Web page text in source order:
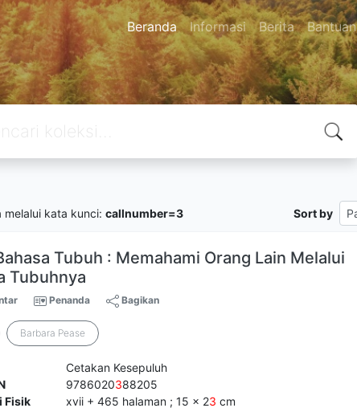
Beranda Informasi Berita Bantuan
kata kunci: callnumber=3 Sort by
Tubuh : Memahami Orang Lain Melalui
Tubuhnya
Penanda Bagikan
Barbara Pease
Cetakan Kesepuluh
9786020388205
Fisik
xvii + 465 halaman ; 15 x 23 cm